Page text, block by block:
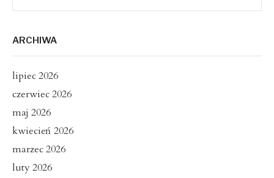
ARCHIWA
lipiec 2026
czerwiec 2026
maj 2026
kwiecień 2026
marzec 2026
luty 2026